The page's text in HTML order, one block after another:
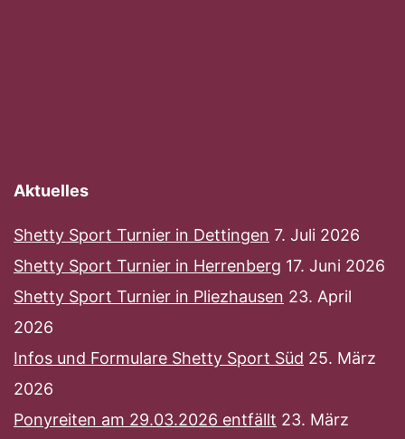
Aktuelles
Shetty Sport Turnier in Dettingen 7. Juli 2026
Shetty Sport Turnier in Herrenberg 17. Juni 2026
Shetty Sport Turnier in Pliezhausen 23. April
2026
Infos und Formulare Shetty Sport Süd 25. März
2026
Ponyreiten am 29.03.2026 entfällt 23. März